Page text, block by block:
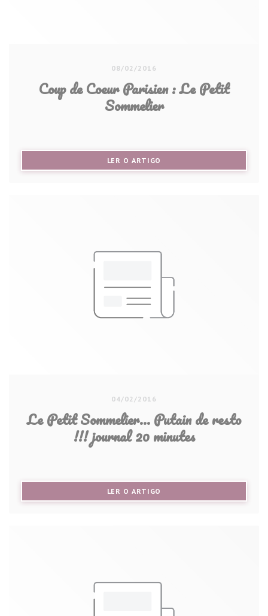
08/02/2016
Coup de Coeur Parisien : Le Petit
Sommelier
LER O ARTIGO
04/02/2016
Le Petit Sommelier... Putain de resto
!!! journal 20 minutes
LER O ARTIGO